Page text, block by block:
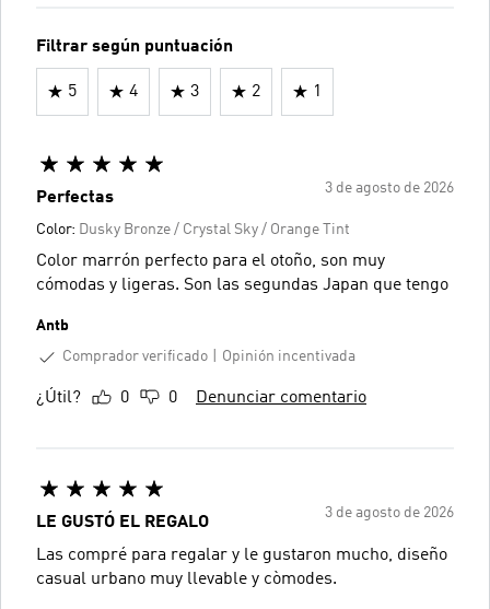
Filtrar según puntuación
5 4 3 2 1
3 de agosto de 2026
Perfectas
Color: Dusky Bronze / Crystal Sky / Orange Tint
Color marrón perfecto para el otoño, son muy
cómodas y ligeras. Son las segundas Japan que tengo
Antb
Comprador verificado
Opinión incentivada
¿Útil? 0 0 Denunciar comentario
3 de agosto de 2026
LE GUSTÓ EL REGALO
Las compré para regalar y le gustaron mucho, diseño
casual urbano muy llevable y còmodes.